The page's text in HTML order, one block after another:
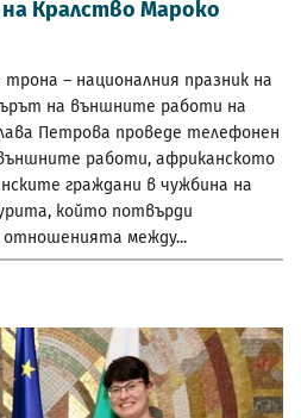
Кралство Мароко
– националния празник на
на външните работи на
Петрова проведе телефонен
работи, африканското
граждани в чужбина на
който потвърди
отношенията между...